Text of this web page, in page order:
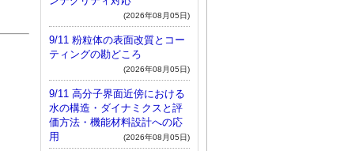
(2026年08月05日)
9/11 粉粒体の表面改質とコー
ティングの勘どころ
(2026年08月05日)
9/11 高分子界面近傍における
水の構造・ダイナミクスと評
価方法・機能材料設計への応
用
(2026年08月05日)